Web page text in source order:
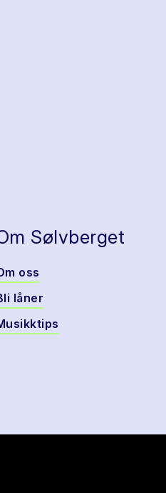
Sølvberget
oss
låner